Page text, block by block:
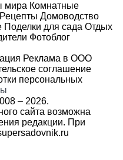
мира Комнатные
Рецепты Домоводство
Поделки для сада Отдых
Фотоблог
Реклама в ООО
соглашение
персональных
– 2026.
сайта возможна
редакции. При